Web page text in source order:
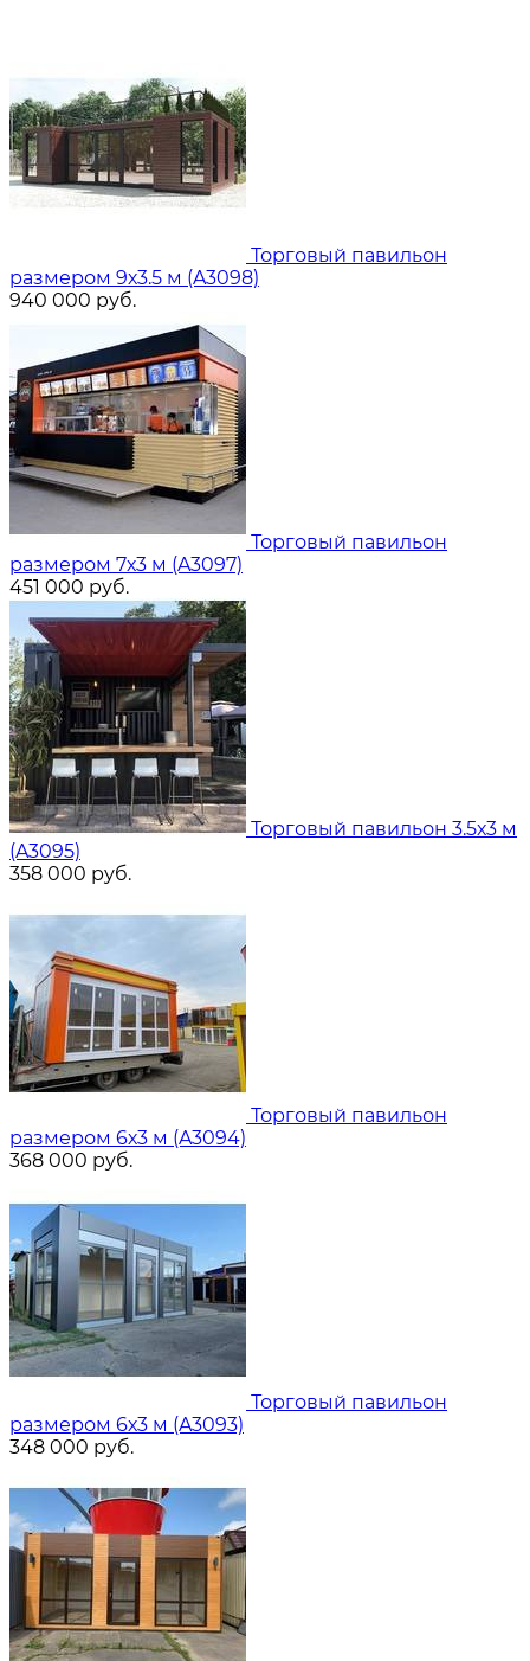
Торговый павильон
размером 9х3.5 м (A3098)
940 000 руб.
Торговый павильон
размером 7х3 м (A3097)
451 000 руб.
Торговый павильон 3.5х3 м
(A3095)
358 000 руб.
Торговый павильон
размером 6х3 м (A3094)
368 000 руб.
Торговый павильон
размером 6х3 м (A3093)
348 000 руб.